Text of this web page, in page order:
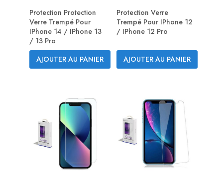
Protection Protection
Verre Trempé Pour
IPhone 14 / IPhone 13
/ 13 Pro
AJOUTER AU PANIER
Protection Verre
Trempé Pour IPhone 12
/ IPhone 12 Pro
AJOUTER AU PANIER